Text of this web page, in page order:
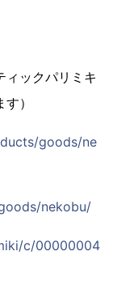
ィックパリミキ
）
goods/ne
nekobu/
c/00000004